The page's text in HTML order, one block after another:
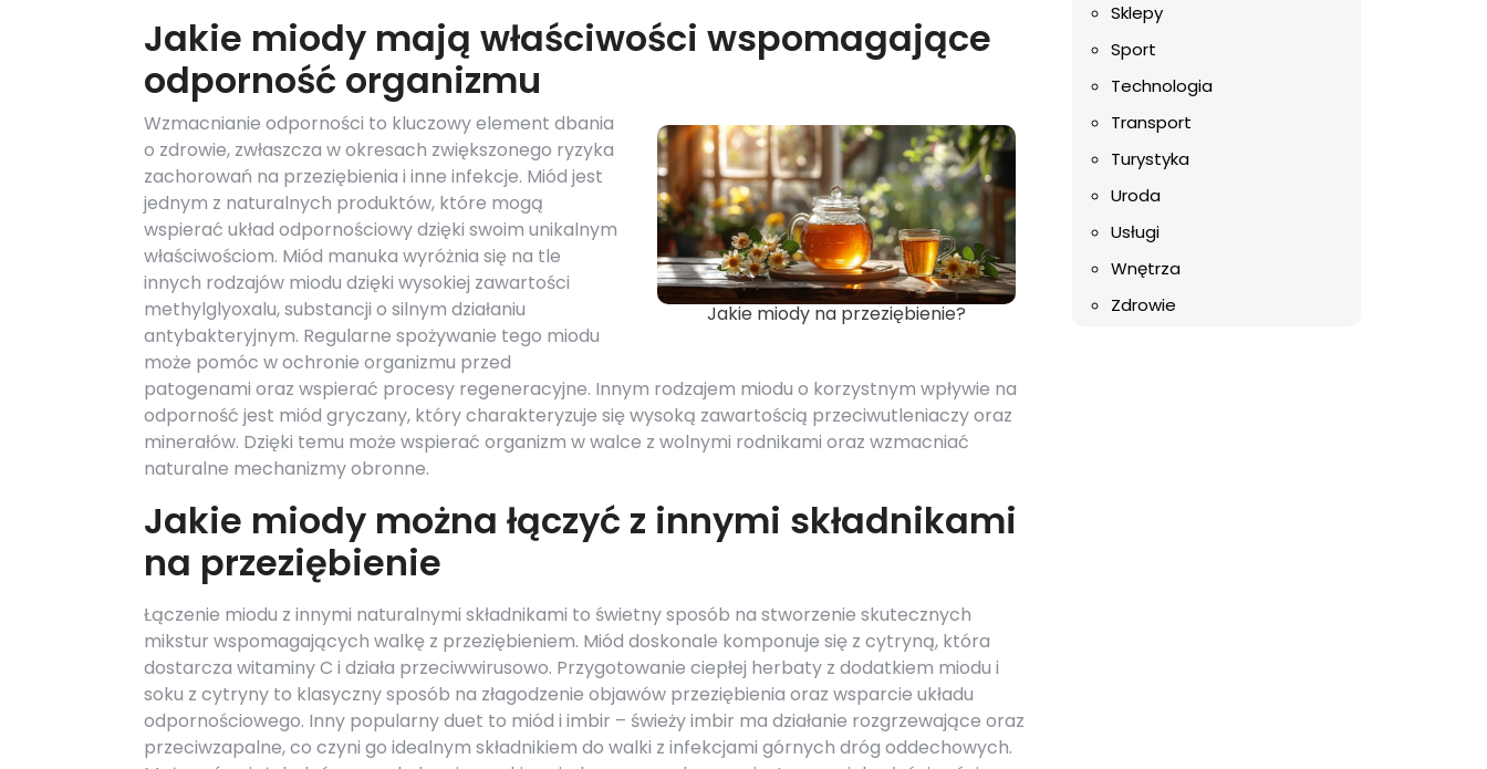
Jakie miody mają właściwości wspomagające
odporność organizmu
Jakie miody na przeziębienie?
Wzmacnianie odporności to kluczowy element dbania
o zdrowie, zwłaszcza w okresach zwiększonego ryzyka
zachorowań na przeziębienia i inne infekcje. Miód jest
jednym z naturalnych produktów, które mogą
wspierać układ odpornościowy dzięki swoim unikalnym
właściwościom. Miód manuka wyróżnia się na tle
innych rodzajów miodu dzięki wysokiej zawartości
methylglyoxalu, substancji o silnym działaniu
antybakteryjnym. Regularne spożywanie tego miodu
może pomóc w ochronie organizmu przed
patogenami oraz wspierać procesy regeneracyjne. Innym rodzajem miodu o korzystnym wpływie na
odporność jest miód gryczany, który charakteryzuje się wysoką zawartością przeciwutleniaczy oraz
minerałów. Dzięki temu może wspierać organizm w walce z wolnymi rodnikami oraz wzmacniać
naturalne mechanizmy obronne.
Jakie miody można łączyć z innymi składnikami
na przeziębienie
Łączenie miodu z innymi naturalnymi składnikami to świetny sposób na stworzenie skutecznych
mikstur wspomagających walkę z przeziębieniem. Miód doskonale komponuje się z cytryną, która
dostarcza witaminy C i działa przeciwwirusowo. Przygotowanie ciepłej herbaty z dodatkiem miodu i
soku z cytryny to klasyczny sposób na złagodzenie objawów przeziębienia oraz wsparcie układu
odpornościowego. Inny popularny duet to miód i imbir – świeży imbir ma działanie rozgrzewające oraz
przeciwzapalne, co czyni go idealnym składnikiem do walki z infekcjami górnych dróg oddechowych.
Sklepy
Sport
Technologia
Transport
Turystyka
Uroda
Usługi
Wnętrza
Zdrowie